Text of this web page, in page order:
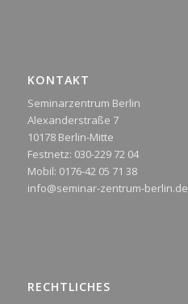
KONTAKT
Seminarzentrum Berlin
Alexanderstraße 7
10178 Berlin-Mitte
Festnetz: 030-229 72 04
Mobil: 0176-42 05 71 38
info@seminar-zentrum-berlin.de
RECHTLICHES